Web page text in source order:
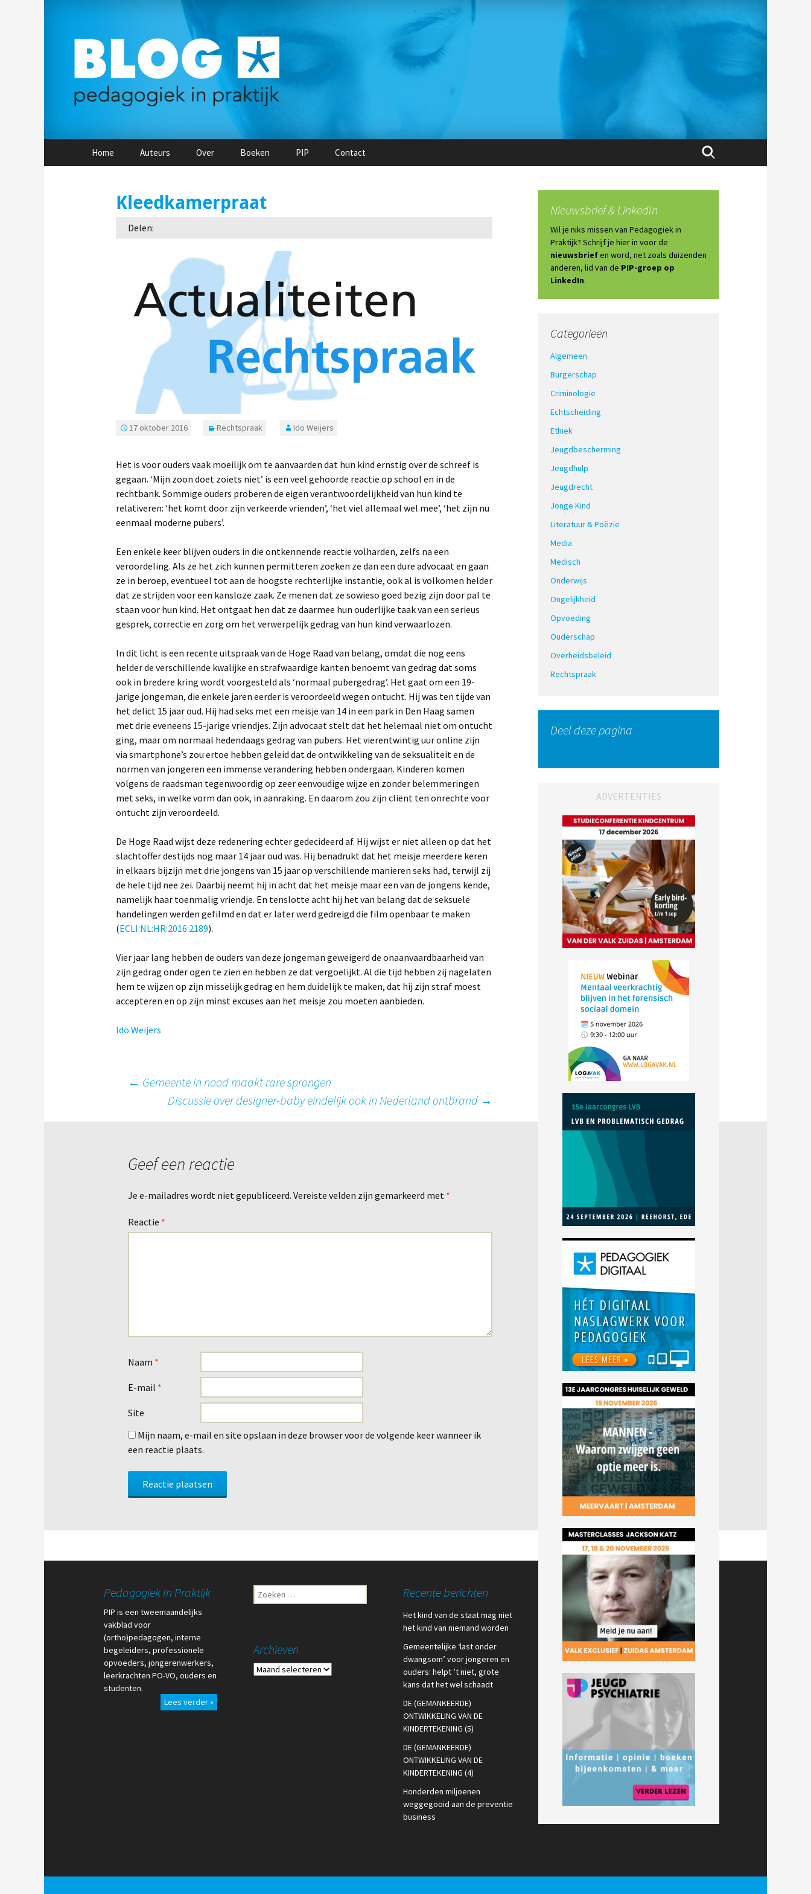
Home Auteurs Over Boeken PIP Contact
Zoeken
naar:
Kleedkamerpraat
Delen:
17 oktober 2016 Rechtspraak Ido Weijers
Het is voor ouders vaak moeilijk om te aanvaarden dat hun kind ernstig over de schreef is
gegaan. ‘Mijn zoon doet zoiets niet’ is een veel gehoorde reactie op school en in de
rechtbank. Sommige ouders proberen de eigen verantwoordelijkheid van hun kind te
relativeren: ‘het komt door zijn verkeerde vrienden’, ‘het viel allemaal wel mee’, ‘het zijn nu
eenmaal moderne pubers’.
Een enkele keer blijven ouders in die ontkennende reactie volharden, zelfs na een
veroordeling. Als ze het zich kunnen permitteren zoeken ze dan een dure advocaat en gaan
ze in beroep, eventueel tot aan de hoogste rechterlijke instantie, ook al is volkomen helder
dat ze strijden voor een kansloze zaak. Ze menen dat ze sowieso goed bezig zijn door pal te
staan voor hun kind. Het ontgaat hen dat ze daarmee hun ouderlijke taak van een serieus
gesprek, correctie en zorg om het verwerpelijk gedrag van hun kind verwaarlozen.
In dit licht is een recente uitspraak van de Hoge Raad van belang, omdat die nog eens
helder de verschillende kwalijke en strafwaardige kanten benoemt van gedrag dat soms
ook in bredere kring wordt voorgesteld als ‘normaal pubergedrag’. Het gaat om een 19-
jarige jongeman, die enkele jaren eerder is veroordeeld wegen ontucht. Hij was ten tijde van
het delict 15 jaar oud. Hij had seks met een meisje van 14 in een park in Den Haag samen
met drie eveneens 15-jarige vriendjes. Zijn advocaat stelt dat het helemaal niet om ontucht
ging, maar om normaal hedendaags gedrag van pubers. Het vierentwintig uur online zijn
via smartphone’s zou ertoe hebben geleid dat de ontwikkeling van de seksualiteit en de
normen van jongeren een immense verandering hebben ondergaan. Kinderen komen
volgens de raadsman tegenwoordig op zeer eenvoudige wijze en zonder belemmeringen
met seks, in welke vorm dan ook, in aanraking. En daarom zou zijn cliënt ten onrechte voor
ontucht zijn veroordeeld.
De Hoge Raad wijst deze redenering echter gedecideerd af. Hij wijst er niet alleen op dat het
slachtoffer destijds nog maar 14 jaar oud was. Hij benadrukt dat het meisje meerdere keren
in elkaars bijzijn met drie jongens van 15 jaar op verschillende manieren seks had, terwijl zij
de hele tijd nee zei. Daarbij neemt hij in acht dat het meisje maar een van de jongens kende,
namelijk haar toenmalig vriendje. En tenslotte acht hij het van belang dat de seksuele
handelingen werden gefilmd en dat er later werd gedreigd die film openbaar te maken
(ECLI:NL:HR:2016:2189).
Vier jaar lang hebben de ouders van deze jongeman geweigerd de onaanvaardbaarheid van
zijn gedrag onder ogen te zien en hebben ze dat vergoelijkt. Al die tijd hebben zij nagelaten
hem te wijzen op zijn misselijk gedrag en hem duidelijk te maken, dat hij zijn straf moest
accepteren en op zijn minst excuses aan het meisje zou moeten aanbieden.
Ido Weijers
Berichtnavigatie
← Gemeente in nood maakt rare sprongen
Discussie over designer-baby eindelijk ook in Nederland ontbrand →
Geef een reactie
Je e-mailadres wordt niet gepubliceerd. Vereiste velden zijn gemarkeerd met *
Reactie *
Naam *
E-mail *
Site
Mijn naam, e-mail en site opslaan in deze browser voor de volgende keer wanneer ik
een reactie plaats.
Nieuwsbrief & LinkedIn
Wil je niks missen van Pedagogiek in
Praktijk? Schrijf je hier in voor de
nieuwsbriefen word, net zoals duizenden
anderen, lid van de PIP-groep op
LinkedIn.
Categorieën
Algemeen
Burgerschap
Criminologie
Echtscheiding
Ethiek
Jeugdbescherming
Jeugdhulp
Jeugdrecht
Jonge Kind
Literatuur & Poëzie
Media
Medisch
Onderwijs
Ongelijkheid
Opvoeding
Ouderschap
Overheidsbeleid
Rechtspraak
Deel deze pagina
ADVERTENTIES
Pedagogiek In Praktijk
PIP is een tweemaandelijks
vakblad voor
(ortho)pedagogen, interne
begeleiders, professionele
opvoeders, jongerenwerkers,
leerkrachten PO-VO, ouders en
studenten.
Lees verder »
Zoeken
naar:
Recente berichten
Het kind van de staat mag niet
het kind van niemand worden
Gemeentelijke ‘last onder
dwangsom’ voor jongeren en
ouders: helpt ’t niet, grote
kans dat het wel schaadt
DE (GEMANKEERDE)
ONTWIKKELING VAN DE
KINDERTEKENING (5)
DE (GEMANKEERDE)
ONTWIKKELING VAN DE
KINDERTEKENING (4)
Honderden miljoenen
weggegooid aan de preventie
business
Archieven
Archieven